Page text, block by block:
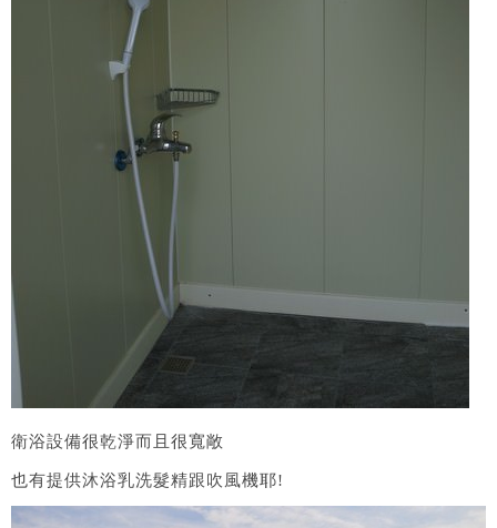
衛浴設備很乾淨而且很寬敞
也有提供沐浴乳洗髮精跟吹風機耶!